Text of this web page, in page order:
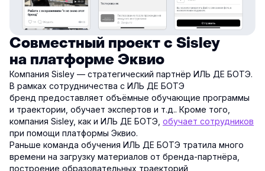
Совместный проект с Sisley
на платформе Эквио
Компания Sisley — стратегический партнёр ИЛЬ ДЕ БОТЭ.
В рамках сотрудничества с ИЛЬ ДЕ БОТЭ
бренд предоставляет объёмные обучающие программы
и траектории, обучает экспертов и т.д.. Кроме того,
компания Sisley, как и ИЛЬ ДЕ БОТЭ, обучает сотрудников
при помощи платформы Эквио.
Раньше команда обучения ИЛЬ ДЕ БОТЭ тратила много
времени на загрузку материалов от бренда-партнёра,
построение образовательных траекторий